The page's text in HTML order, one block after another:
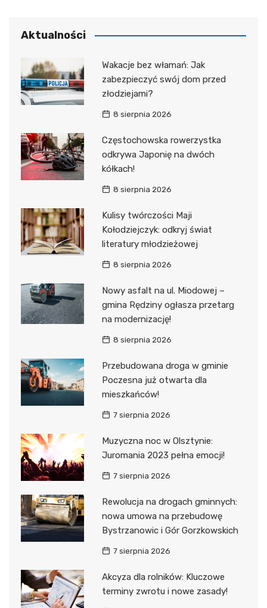
Aktualności
Wakacje bez włamań: Jak
zabezpieczyć swój dom przed
złodziejami?
8 sierpnia 2026
Częstochowska rowerzystka
odkrywa Japonię na dwóch
kółkach!
8 sierpnia 2026
Kulisy twórczości Maji
Kołodziejczyk: odkryj świat
literatury młodzieżowej
8 sierpnia 2026
Nowy asfalt na ul. Miodowej –
gmina Rędziny ogłasza przetarg
na modernizację!
8 sierpnia 2026
Przebudowana droga w gminie
Poczesna już otwarta dla
mieszkańców!
7 sierpnia 2026
Muzyczna noc w Olsztynie:
Juromania 2023 pełna emocji!
7 sierpnia 2026
Rewolucja na drogach gminnych:
nowa umowa na przebudowę
Bystrzanowic i Gór Gorzkowskich
7 sierpnia 2026
Akcyza dla rolników: Kluczowe
terminy zwrotu i nowe zasady!